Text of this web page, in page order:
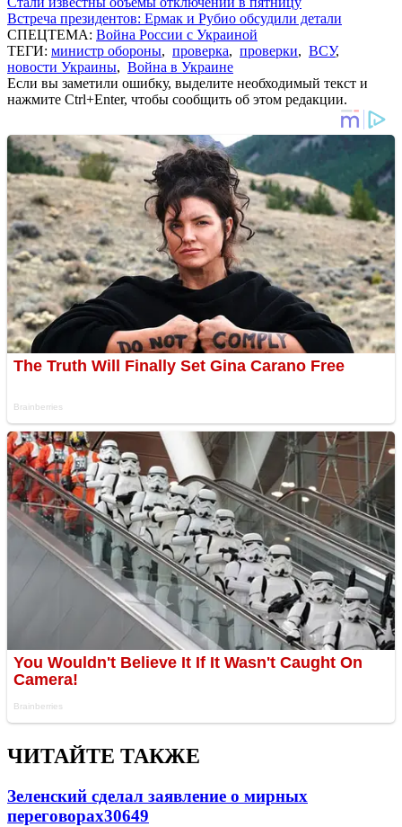
Встреча президентов: Ермак и Рубио обсудили детали
СПЕЦТЕМА: Война России с Украиной
ТЕГИ: министр обороны, проверка, проверки, ВСУ,
новости Украины, Война в Украине
Если вы заметили ошибку, выделите необходимый текст и
нажмите Ctrl+Enter, чтобы сообщить об этом редакции.
ЧИТАЙТЕ ТАКЖЕ
Зеленский сделал заявление о мирных
переговорах30649